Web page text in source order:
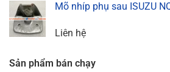
Mõ nhíp phụ sau ISUZU
Liên hệ
Sản phẩm bán chạy